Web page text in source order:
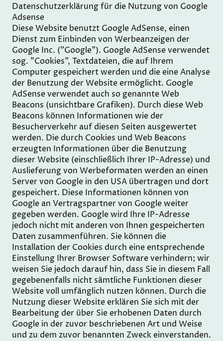
Datenschutzerklärung für die Nutzung von Google
Adsense
Diese Website benutzt Google AdSense, einen
Dienst zum Einbinden von Werbeanzeigen der
Google Inc. ("Google"). Google AdSense verwendet
sog. "Cookies", Textdateien, die auf Ihrem
Computer gespeichert werden und die eine Analyse
der Benutzung der Website ermöglicht. Google
AdSense verwendet auch so genannte Web
Beacons (unsichtbare Grafiken). Durch diese Web
Beacons können Informationen wie der
Besucherverkehr auf diesen Seiten ausgewertet
werden. Die durch Cookies und Web Beacons
erzeugten Informationen über die Benutzung
dieser Website (einschließlich Ihrer IP-Adresse) und
Auslieferung von Werbeformaten werden an einen
Server von Google in den USA übertragen und dort
gespeichert. Diese Informationen können von
Google an Vertragspartner von Google weiter
gegeben werden. Google wird Ihre IP-Adresse
jedoch nicht mit anderen von Ihnen gespeicherten
Daten zusammenführen. Sie können die
Installation der Cookies durch eine entsprechende
Einstellung Ihrer Browser Software verhindern; wir
weisen Sie jedoch darauf hin, dass Sie in diesem Fall
gegebenenfalls nicht sämtliche Funktionen dieser
Website voll umfänglich nutzen können. Durch die
Nutzung dieser Website erklären Sie sich mit der
Bearbeitung der über Sie erhobenen Daten durch
Google in der zuvor beschriebenen Art und Weise
und zu dem zuvor benannten Zweck einverstanden.